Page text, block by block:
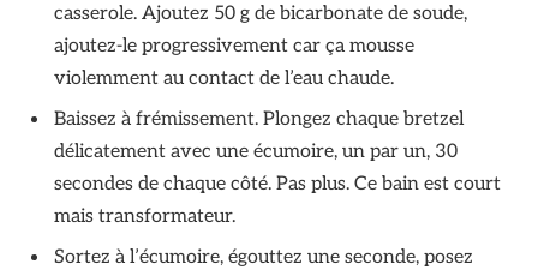
casserole. Ajoutez 50 g de bicarbonate de soude,
ajoutez-le progressivement car ça mousse
violemment au contact de l’eau chaude.
Baissez à frémissement. Plongez chaque bretzel
délicatement avec une écumoire, un par un, 30
secondes de chaque côté. Pas plus. Ce bain est court
mais transformateur.
Sortez à l’écumoire, égouttez une seconde, posez